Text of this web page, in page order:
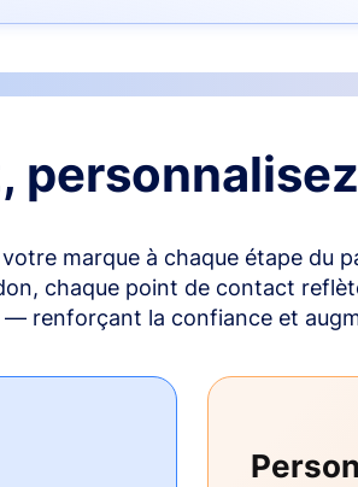
marque à chaque étape du
chaque point de contact
renforçant la confiance et